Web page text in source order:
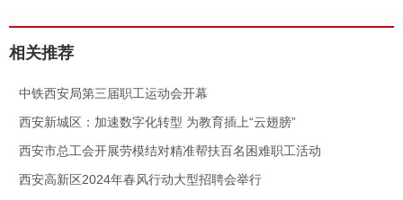
相关推荐
中铁西安局第三届职工运动会开幕
西安新城区：加速数字化转型 为教育插上“云翅膀”
西安市总工会开展劳模结对精准帮扶百名困难职工活动
西安高新区2024年春风行动大型招聘会举行